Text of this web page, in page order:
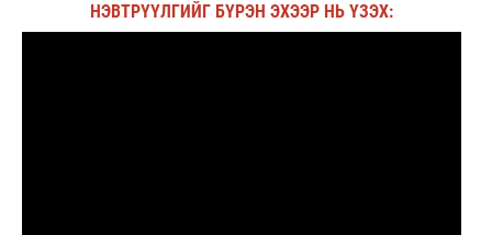
НЭВТРҮҮЛГИЙГ БҮРЭН ЭХЭЭР НЬ ҮЗЭХ: